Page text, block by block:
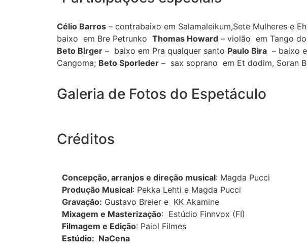
Célio Barros – contrabaixo em Salamaleikum,Sete Mulheres e
baixo em Bre Petrunko Thomas Howard – violão em Tango
Beto Birger – baixo em Pra qualquer santo Paulo Bira – baixo
Cangoma; Beto Sporleder – sax soprano em Et dodim, Soran
Galeria de Fotos do Espetáculo
Créditos
Concepção, arranjos e direção musical: Magda Pucci
Produção Musical: Pekka Lehti e Magda Pucci
Gravação: Gustavo Breier e KK Akamine
Mixagem e Masterização: Estúdio Finnvox (FI)
Filmagem e Edição: Paiol Filmes
Estúdio: NaCena